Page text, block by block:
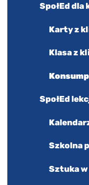
SpołEd
Karty z
Klasa z
SpołEd
Szkolna
Sztuka